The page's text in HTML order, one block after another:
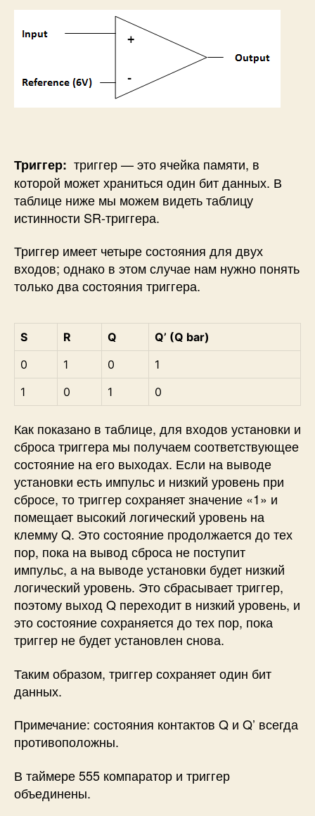
Триггер: триггер — это ячейка памяти, в
которой может храниться один бит данных. В
таблице ниже мы можем видеть таблицу
истинности SR-триггера.
Триггер имеет четыре состояния для двух
входов; однако в этом случае нам нужно понять
только два состояния триггера.
S R Q
Q’ (Q bar)
0
1 0
1
1
0 1 0
Как показано в таблице, для входов установки и
сброса триггера мы получаем соответствующее
состояние на его выходах. Если на выводе
установки есть импульс и низкий уровень при
сбросе, то триггер сохраняет значение «1» и
помещает высокий логический уровень на
клемму Q. Это состояние продолжается до тех
пор, пока на вывод сброса не поступит
импульс, а на выводе установки будет низкий
логический уровень. Это сбрасывает триггер,
поэтому выход Q переходит в низкий уровень, и
это состояние сохраняется до тех пор, пока
триггер не будет установлен снова.
Таким образом, триггер сохраняет один бит
данных.
Примечание: состояния контактов Q и Q’ всегда
противоположны.
В таймере 555 компаратор и триггер
объединены.